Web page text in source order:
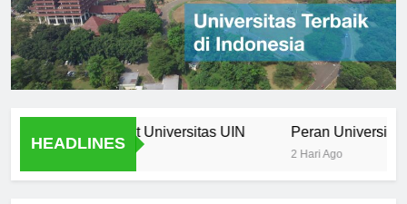
HEADLINES
Curriculum at Universitas UIN Peran Universitas UIN
2 Hari Ago